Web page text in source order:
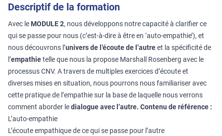
Descriptif de la formation
Avec le MODULE 2, nous développons notre capacité à clarifier ce
qui se passe pour nous (c’est-à-dire à être en ‘auto-empathie’), et
nous découvrons l’univers de l’écoute de l’autreet la spécificité de
l’empathietelle que nous la propose Marshall Rosenberg avec le
processus CNV. A travers de multiples exercices d’écoute et
diverses mises en situation, nous pourrons nous familiariser avec
cette pratique de l’empathie sur la base de laquelle nous verrons
comment aborder ledialogue avec l’autre. Contenu de référence :
L’auto-empathie
L’écoute empathique de ce qui se passe pour l’autre